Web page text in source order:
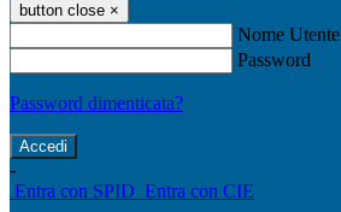
button close ×
Nome Utente
Password
Password dimenticata?
-
Entra con SPID Entra con CIE